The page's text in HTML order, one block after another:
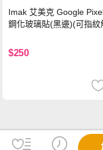
Imak 艾美克 Google
鋼化玻璃貼(黑邊)(可指紋
$250